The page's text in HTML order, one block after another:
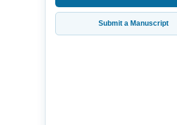
Submit a Manuscript